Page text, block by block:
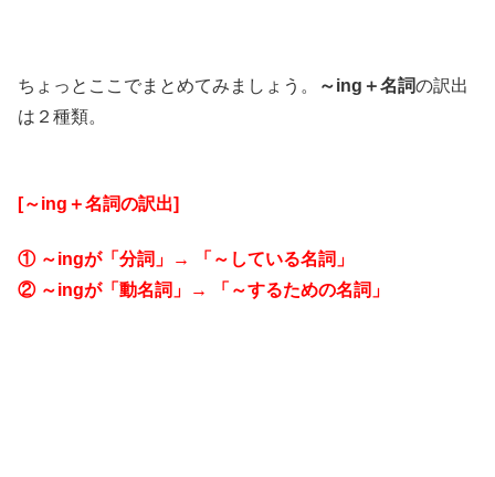
ちょっとここでまとめてみましょう。 ～ing＋名詞の訳出
は２種類。
[～ing＋名詞の訳出]
① ～ingが「分詞」→ 「～している名詞」
② ～ingが「動名詞」→ 「～するための名詞」